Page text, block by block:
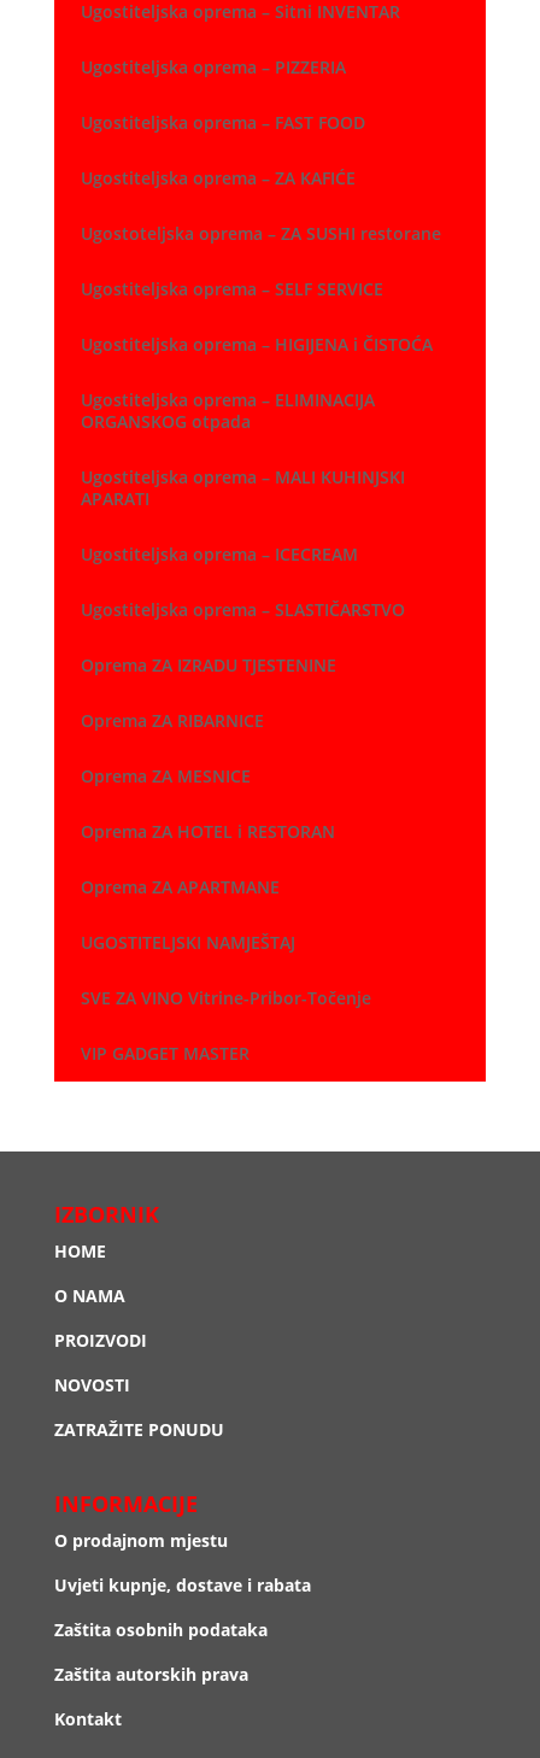
Ugostiteljska oprema – Sitni INVENTAR
Ugostiteljska oprema – PIZZERIA
Ugostiteljska oprema – FAST FOOD
Ugostiteljska oprema – ZA KAFIĆE
Ugostoteljska oprema – ZA SUSHI restorane
Ugostiteljska oprema – SELF SERVICE
Ugostiteljska oprema – HIGIJENA i ČISTOĆA
Ugostiteljska oprema – ELIMINACIJA
ORGANSKOG otpada
Ugostiteljska oprema – MALI KUHINJSKI
APARATI
Ugostiteljska oprema – ICECREAM
Ugostiteljska oprema – SLASTIČARSTVO
Oprema ZA IZRADU TJESTENINE
Oprema ZA RIBARNICE
Oprema ZA MESNICE
Oprema ZA HOTEL i RESTORAN
Oprema ZA APARTMANE
UGOSTITELJSKI NAMJEŠTAJ
SVE ZA VINO Vitrine-Pribor-Točenje
VIP GADGET MASTER
IZBORNIK
HOME
O NAMA
PROIZVODI
NOVOSTI
ZATRAŽITE PONUDU
INFORMACIJE
O prodajnom mjestu
Uvjeti kupnje, dostave i rabata
Zaštita osobnih podataka
Zaštita autorskih prava
Kontakt